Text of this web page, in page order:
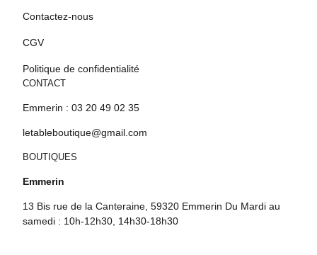
Contactez-nous
CGV
Politique de confidentialité
CONTACT
Emmerin : 03 20 49 02 35
letableboutique@gmail.com
BOUTIQUES
Emmerin
13 Bis rue de la Canteraine, 59320 Emmerin Du Mardi au
samedi : 10h-12h30, 14h30-18h30